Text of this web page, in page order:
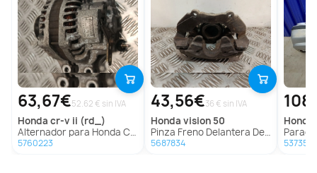
63,67€52.62 € sin IVA
honda cr-v ii (rd_)
Alternador para Honda Cr-V Ii (Rd_)
5760223
43,56€36 € sin IVA
honda vision 50
Pinza Freno Delantera Derecha para Honda Vision 50
5687834
honda
Paragolpes